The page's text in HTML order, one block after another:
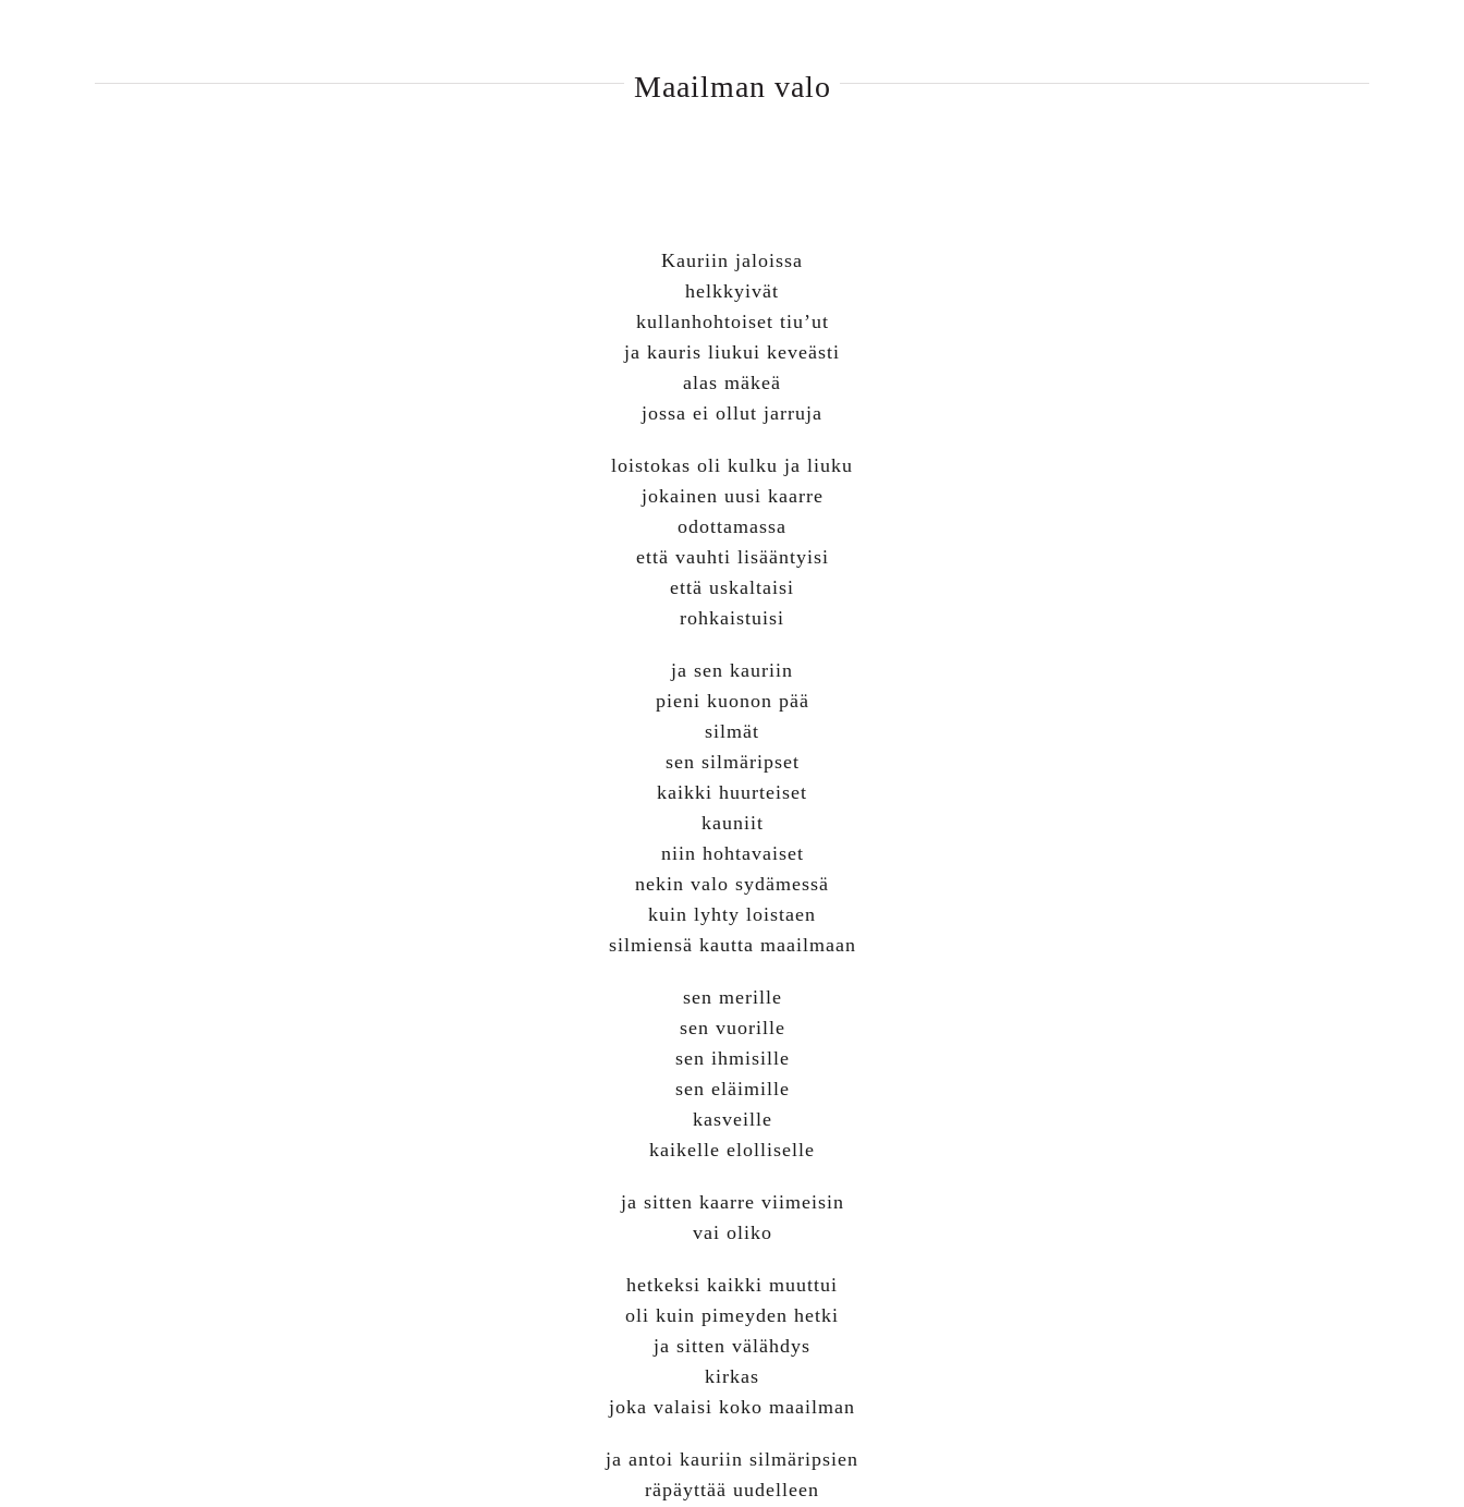
Maailman valo
Kauriin jaloissa
helkkyivät
kullanhohtoiset tiu’ut
ja kauris liukui keveästi
alas mäkeä
jossa ei ollut jarruja
loistokas oli kulku ja liuku
jokainen uusi kaarre
odottamassa
että vauhti lisääntyisi
että uskaltaisi
rohkaistuisi
ja sen kauriin
pieni kuonon pää
silmät
sen silmäripset
kaikki huurteiset
kauniit
niin hohtavaiset
nekin valo sydämessä
kuin lyhty loistaen
silmiensä kautta maailmaan
sen merille
sen vuorille
sen ihmisille
sen eläimille
kasveille
kaikelle elolliselle
ja sitten kaarre viimeisin
vai oliko
hetkeksi kaikki muuttui
oli kuin pimeyden hetki
ja sitten välähdys
kirkas
joka valaisi koko maailman
ja antoi kauriin silmäripsien
räpäyttää uudelleen